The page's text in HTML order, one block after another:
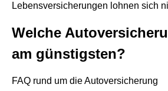
Lebensversicherungen lohnen sich
Welche
am günstigsten?
FAQ rund um die Autoversicherung